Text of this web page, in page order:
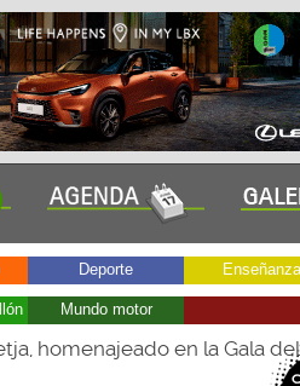
Deporte Enseñanza
Mundo motor
homenajeado en la Gala